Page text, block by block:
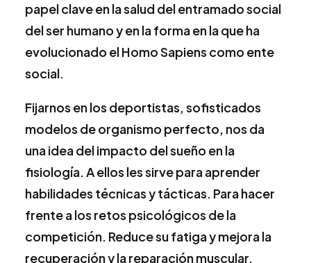
papel clave en la salud del entramado social
del ser humano y en la forma en la que ha
evolucionado el Homo Sapiens como ente
social.
Fijarnos en los deportistas, sofisticados
modelos de organismo perfecto, nos da
una idea del impacto del sueño en la
fisiología. A ellos les sirve para aprender
habilidades técnicas y tácticas. Para hacer
frente a los retos psicológicos de la
competición. Reduce su fatiga y mejora la
recuperación y la reparación muscular.